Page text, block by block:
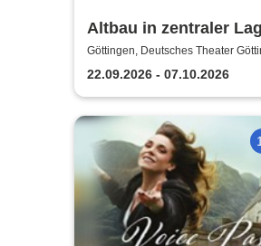
Altbau in zentraler
Deutsches Theater
Göttingen, Deutsches Theater
22.09.2026 - 07.10.2026